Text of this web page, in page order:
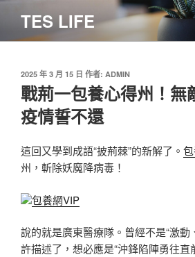
主
TES LIFE
發
佈
於
2025 年 3 月 15 日 作者: ADMIN
戰荊一包養心得州！無
疫情誓不還
這回又學到成語“披荊棘”的新解了。
州，斬除妖魔降病毒！
包養網VIP
說的就是廣東醫療隊。曾經不是“激動
許描述了，想必應是“沖鋒陷陣勇往直